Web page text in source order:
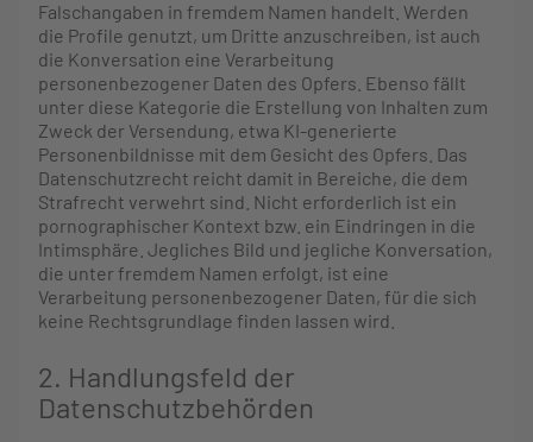
Falschangaben in fremdem Namen handelt. Werden
die Profile genutzt, um Dritte anzuschreiben, ist auch
die Konversation eine Verarbeitung
personenbezogener Daten des Opfers. Ebenso fällt
unter diese Kategorie die Erstellung von Inhalten zum
Zweck der Versendung, etwa KI-generierte
Personenbildnisse mit dem Gesicht des Opfers. Das
Datenschutzrecht reicht damit in Bereiche, die dem
Strafrecht verwehrt sind. Nicht erforderlich ist ein
pornographischer Kontext bzw. ein Eindringen in die
Intimsphäre. Jegliches Bild und jegliche Konversation,
die unter fremdem Namen erfolgt, ist eine
Verarbeitung personenbezogener Daten, für die sich
keine Rechtsgrundlage finden lassen wird.
2. Handlungsfeld der
Datenschutzbehörden